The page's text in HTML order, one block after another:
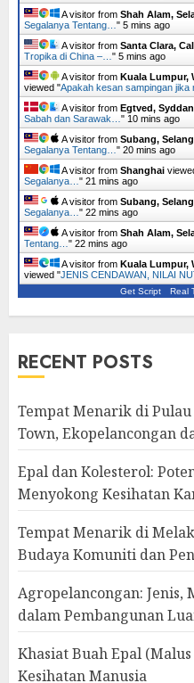
A visitor from Shah Alam,
Segalanya Tentang… " 5 mins ago
A visitor from Santa Clara,
Tropika di China –… " 5 mins ago
A visitor from Kuala Lumpur,
viewed "Apakah kesan sampingan jika
A visitor from Egtved,
Sabah dan Sarawak… " 10 mins ago
A visitor from Subang,
Segalanya Tentang… " 20 mins ago
A visitor from Shanghai
Segalanya… " 21 mins ago
A visitor from Subang,
Segalanya… " 22 mins ago
A visitor from Shah Alam,
Tentang… " 22 mins ago
A visitor from Kuala Lumpur,
viewed "JENIS CENDAWAN, NILAI
Get Script Real
RECENT POSTS
Tempat Menarik di
Town, Ekopelancongan
Epal dan Kolesterol:
Menyokong Kesihatan
Tempat Menarik di
Budaya Komuniti dan
Agropelancongan: Jenis,
dalam Pembangunan
Khasiat Buah Epal
Kesihatan Manusia